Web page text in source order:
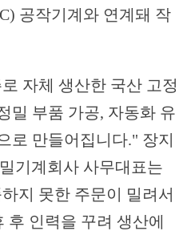
공작기계와 연계돼 작
자체 생산한 국산 고정
밀 부품 가공, 자동화 유
로 만들어집니다." 장지
기계회사 사무대표는
지 못한 주문이 밀려서
후 인력을 꾸려 생산에